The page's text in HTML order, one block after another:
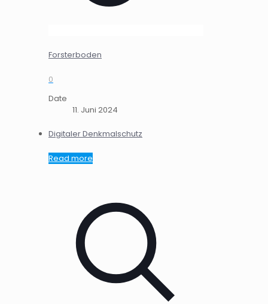
Forsterboden
0
Date
11. Juni 2024
Digitaler Denkmalschutz
Read more